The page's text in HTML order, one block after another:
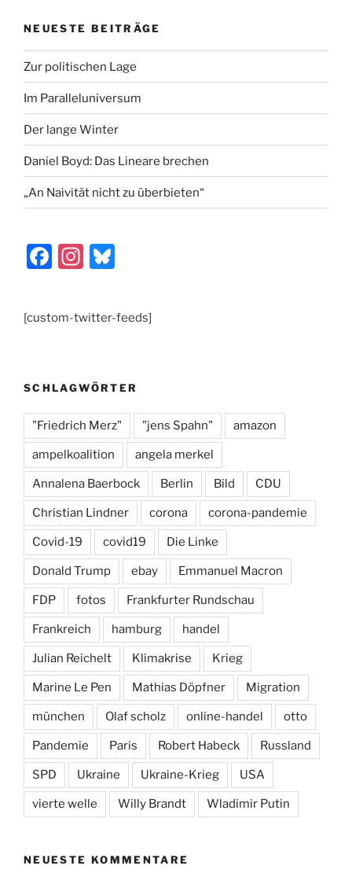
o
k
n
NEUESTE BEITRÄGE
Zur politischen Lage
Im Paralleluniversum
Der lange Winter
Daniel Boyd: Das Lineare brechen
„An Naivität nicht zu überbieten“
F
e
o
o
k
In
a
gr
m
e
s
y
[custom-twitter-feeds]
SCHLAGWÖRTER
"Friedrich Merz" "jens Spahn" amazon
ampelkoalition angela merkel
Annalena Baerbock Berlin Bild CDU
Christian Lindner corona corona-pandemie
Covid-19 covid19 Die Linke
Donald Trump ebay Emmanuel Macron
FDP fotos Frankfurter Rundschau
Frankreich hamburg handel
Julian Reichelt Klimakrise Krieg
Marine Le Pen Mathias Döpfner Migration
münchen Olaf scholz online-handel otto
Pandemie Paris Robert Habeck Russland
SPD Ukraine Ukraine-Krieg USA
vierte welle Willy Brandt Wladimir Putin
NEUESTE KOMMENTARE